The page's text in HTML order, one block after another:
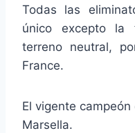
Todas las
único excepto
terreno neutral,
France.
El vigente
Marsella.